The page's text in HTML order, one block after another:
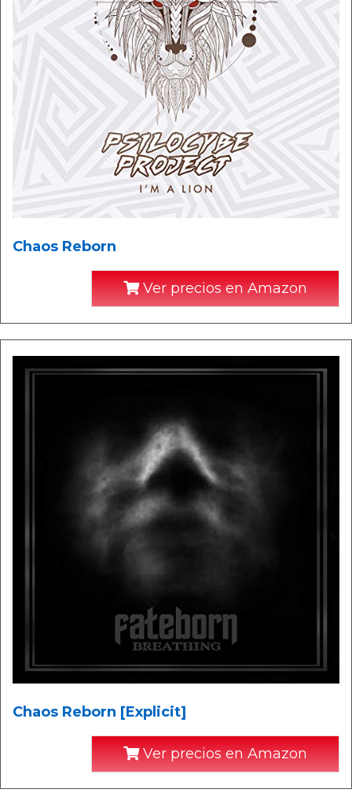
Chaos Reborn
Ver precios en Amazon
Chaos Reborn [Explicit]
Ver precios en Amazon